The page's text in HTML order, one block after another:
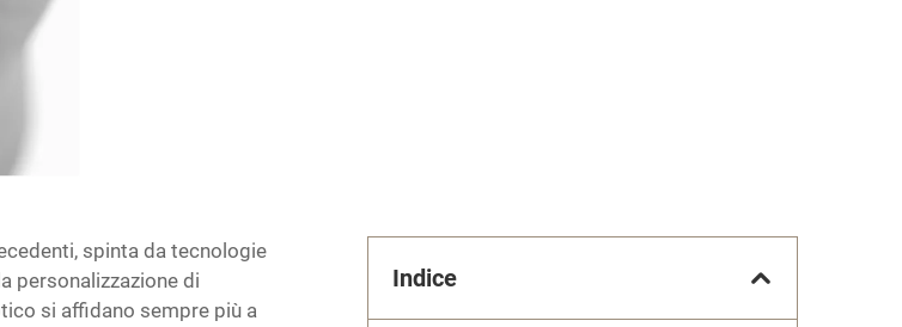
spinta da tecnologie
personalizzazione di
si affidano sempre più a
Indice